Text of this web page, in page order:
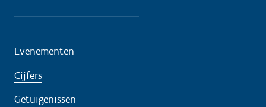
Evenementen
Cijfers
Getuigenissen